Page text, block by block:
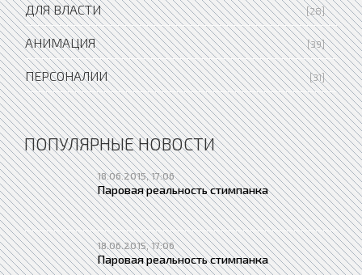
ДЛЯ ВЛАСТИ [28]
АНИМАЦИЯ [39]
ПЕРСОНАЛИИ [31]
ПОПУЛЯРНЫЕ НОВОСТИ
18.06.2015, 17:06
Паровая реальность стимпанка
18.06.2015, 17:06
Паровая реальность стимпанка